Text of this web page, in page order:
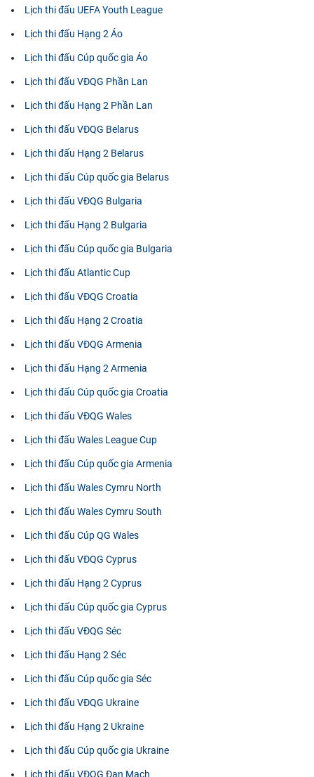
Lịch thi đấu UEFA Youth League
Lịch thi đấu Hạng 2 Áo
Lịch thi đấu Cúp quốc gia Áo
Lịch thi đấu VĐQG Phần Lan
Lịch thi đấu Hạng 2 Phần Lan
Lịch thi đấu VĐQG Belarus
Lịch thi đấu Hạng 2 Belarus
Lịch thi đấu Cúp quốc gia Belarus
Lịch thi đấu VĐQG Bulgaria
Lịch thi đấu Hạng 2 Bulgaria
Lịch thi đấu Cúp quốc gia Bulgaria
Lịch thi đấu Atlantic Cup
Lịch thi đấu VĐQG Croatia
Lịch thi đấu Hạng 2 Croatia
Lịch thi đấu VĐQG Armenia
Lịch thi đấu Hạng 2 Armenia
Lịch thi đấu Cúp quốc gia Croatia
Lịch thi đấu VĐQG Wales
Lịch thi đấu Wales League Cup
Lịch thi đấu Cúp quốc gia Armenia
Lịch thi đấu Wales Cymru North
Lịch thi đấu Wales Cymru South
Lịch thi đấu Cúp QG Wales
Lịch thi đấu VĐQG Cyprus
Lịch thi đấu Hạng 2 Cyprus
Lịch thi đấu Cúp quốc gia Cyprus
Lịch thi đấu VĐQG Séc
Lịch thi đấu Hạng 2 Séc
Lịch thi đấu Cúp quốc gia Séc
Lịch thi đấu VĐQG Ukraine
Lịch thi đấu Hạng 2 Ukraine
Lịch thi đấu Cúp quốc gia Ukraine
Lịch thi đấu VĐQG Đan Mạch